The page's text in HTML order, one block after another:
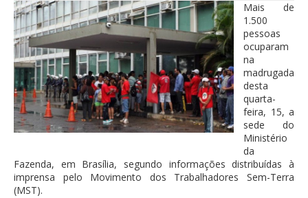
Mais de
1.500
pessoas
ocuparam
na
madrugada
desta
quarta-
feira, 15, a
sede do
Ministério
da
Fazenda, em Brasília, segundo informações distribuídas à
imprensa pelo Movimento dos Trabalhadores Sem-Terra
(MST).